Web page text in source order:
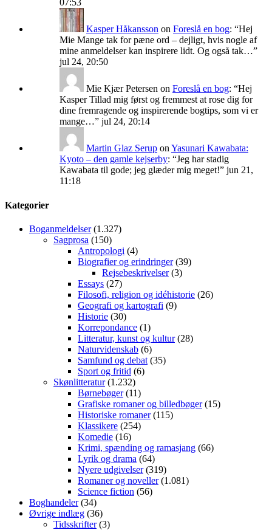
07:53
Kasper Håkansson on Foreslå en bog: “Hej
Mie Mange tak for pæne ord – dejligt, hvis nogle af
mine anmeldelser kan inspirere lidt. Og også tak…”
jul 24, 20:50
Mie Kjær Petersen on Foreslå en bog: “Hej
Kasper Tillad mig først og fremmest at rose dig for
dine fremragende og inspirerende bogtips, som vi er
mange…” jul 24, 20:14
Martin Glaz Serup on Yasunari Kawabata:
Kyoto – den gamle kejserby: “Jeg har stadig
Kawabata til gode; jeg glæder mig meget!” jun 21,
11:18
Kategorier
Boganmeldelser(1.327)
Sagprosa (150)
Antropologi (4)
Biografier og erindringer(39)
Rejsebeskrivelser(3)
Essays (27)
Filosofi, religion og idéhistorie (26)
Geografi og kartografi (9)
Historie (30)
Korrepondance (1)
Litteratur, kunst og kultur(28)
Naturvidenskab (6)
Samfund og debat (35)
Sport og fritid (6)
Skønlitteratur(1.232)
Børnebøger(11)
Grafiske romaner og billedbøger(15)
Historiske romaner(115)
Klassikere (254)
Komedie (16)
Krimi, spænding og ramasjang (66)
Lyrik og drama (64)
Nyere udgivelser(319)
Romaner og noveller(1.081)
Science fiction (56)
Boghandeler(34)
Øvrige indlæg (36)
Tidsskrifter(3)